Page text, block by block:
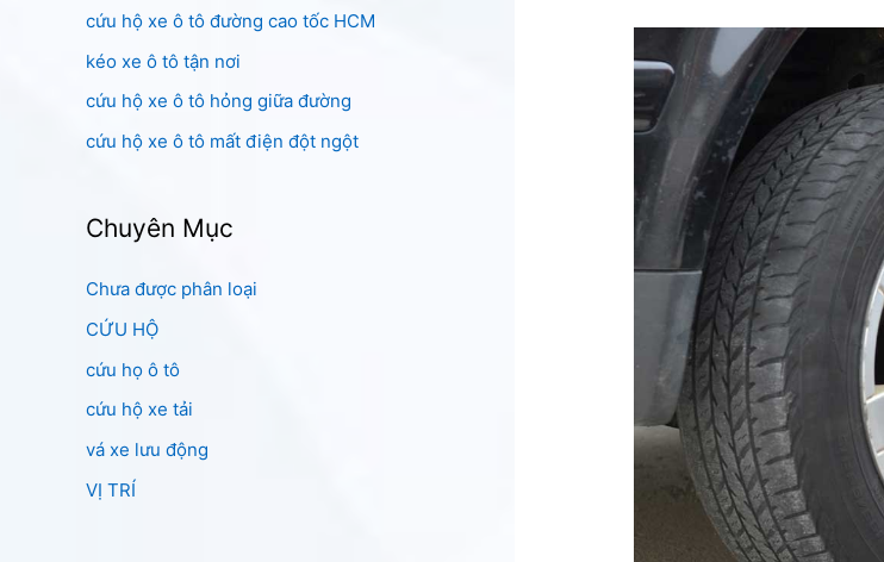
m
:
cứu hộ xe ô tô đường cao tốc HCM
kéo xe ô tô tận nơi
cứu hộ xe ô tô hỏng giữa đường
cứu hộ xe ô tô mất điện đột ngột
Chuyên Mục
Chưa được phân loại
CỨU HỘ
cứu họ ô tô
cứu hộ xe tải
vá xe lưu động
VỊ TRÍ